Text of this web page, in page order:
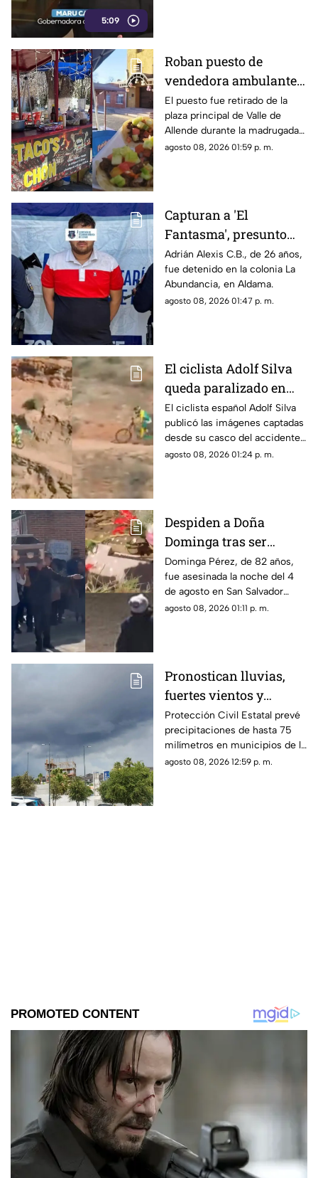
5:09
Roban puesto de
vendedora ambulante
en Valle de Allende;
piden ayuda para
localizarlo
El puesto fue retirado de la
plaza principal de Valle de
Allende durante la madrugada,
junto con el asador, carpa,
agosto 08, 2026 01:59 p. m.
Capturan a 'El
Fantasma', presunto
líder delictivo en
Aldama
Adrián Alexis C.B., de 26 años,
fue detenido en la colonia La
Abundancia, en Aldama.
agosto 08, 2026 01:47 p. m.
El ciclista Adolf Silva
queda paralizado en
vivo; liberan video del
brutal accidente
El ciclista español Adolf Silva
publicó las imágenes captadas
desde su casco del accidente
que sufrió durante el Red Bull
agosto 08, 2026 01:24 p. m.
Despiden a Doña
Dominga tras ser
asesinada por 90 pesos
en Amozoc
Dominga Pérez, de 82 años,
fue asesinada la noche del 4
de agosto en San Salvador
Chachapa, Amozoc, Puebla,
agosto 08, 2026 01:11 p. m.
Pronostican lluvias,
fuertes vientos y
temperaturas de hasta
39°C para Chihuahua
Protección Civil Estatal prevé
precipitaciones de hasta 75
milímetros en municipios de la
zona suroeste, además de
agosto 08, 2026 12:59 p. m.